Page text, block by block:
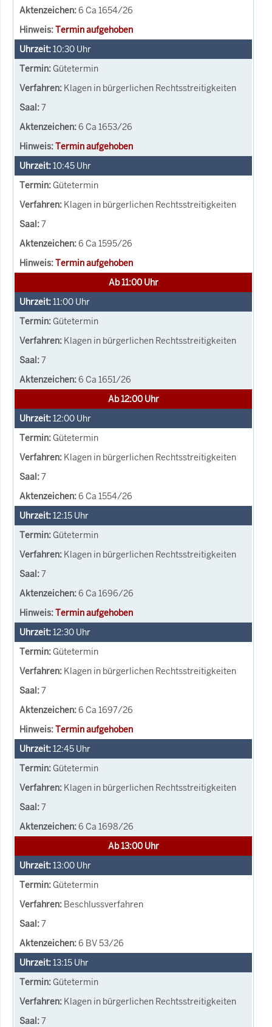
6 Ca 1654/26
Termin aufgehoben
10:30 Uhr
Gütetermin
Klagen in bürgerlichen Rechtsstreitigkeiten
7
6 Ca 1653/26
Termin aufgehoben
10:45 Uhr
Gütetermin
Klagen in bürgerlichen Rechtsstreitigkeiten
7
6 Ca 1595/26
Termin aufgehoben
Ab 11:00 Uhr
11:00 Uhr
Gütetermin
Klagen in bürgerlichen Rechtsstreitigkeiten
7
6 Ca 1651/26
Ab 12:00 Uhr
12:00 Uhr
Gütetermin
Klagen in bürgerlichen Rechtsstreitigkeiten
7
6 Ca 1554/26
12:15 Uhr
Gütetermin
Klagen in bürgerlichen Rechtsstreitigkeiten
7
6 Ca 1696/26
Termin aufgehoben
12:30 Uhr
Gütetermin
Klagen in bürgerlichen Rechtsstreitigkeiten
7
6 Ca 1697/26
Termin aufgehoben
12:45 Uhr
Gütetermin
Klagen in bürgerlichen Rechtsstreitigkeiten
7
6 Ca 1698/26
Ab 13:00 Uhr
13:00 Uhr
Gütetermin
Beschlussverfahren
7
6 BV 53/26
13:15 Uhr
Gütetermin
Klagen in bürgerlichen Rechtsstreitigkeiten
7